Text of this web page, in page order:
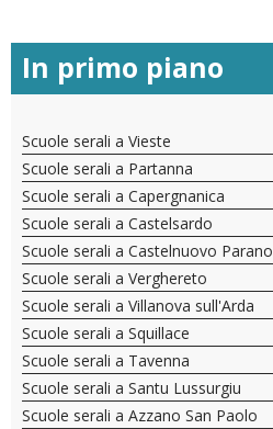
In primo piano
Scuole serali a Vieste
Scuole serali a Partanna
Scuole serali a Capergnanica
Scuole serali a Castelsardo
Scuole serali a Castelnuovo Parano
Scuole serali a Verghereto
Scuole serali a Villanova sull'Arda
Scuole serali a Squillace
Scuole serali a Tavenna
Scuole serali a Santu Lussurgiu
Scuole serali a Azzano San Paolo